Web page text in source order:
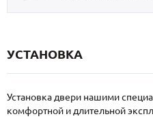
УСТАНОВКА
Установка двери нашими
комфортной и длительной